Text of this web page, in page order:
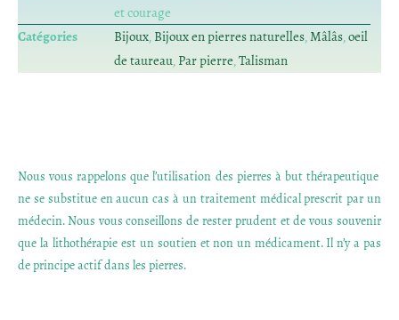
et courage
Catégories
Bijoux,Bijoux en pierres naturelles,Mâlâs,oeil
de taureau,Par pierre,Talisman
Nous vous rappelons que l’utilisation des pierres à but thérapeutique
ne se substitue en aucun cas à un traitement médical prescrit par un
médecin. Nous vous conseillons de rester prudent et de vous souvenir
que la lithothérapie est un soutien et non un médicament. Il n’y a pas
de principe actif dans les pierres.